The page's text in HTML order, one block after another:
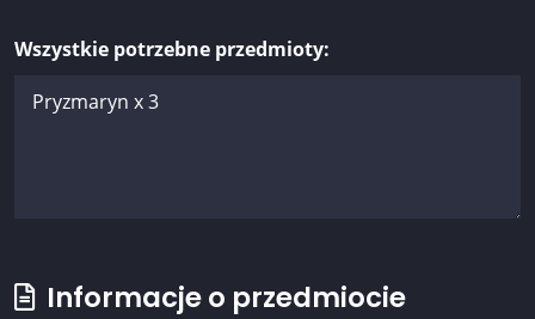
Wszystkie potrzebne przedmioty:
Informacje o przedmiocie